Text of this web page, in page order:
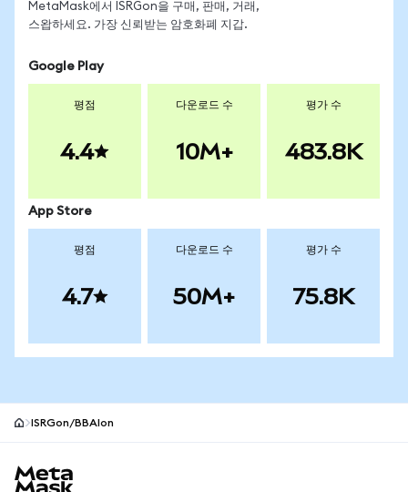
MetaMask에서 ISRGon을 구매, 판매, 거래,
스왑하세요. 가장 신뢰받는 암호화폐 지갑.
Google Play
평점
4.4
다운로드 수
10M+
평가 수
483.8K
App Store
평점
4.7
다운로드 수
50M+
평가 수
75.8K
ISRGon/BBAIon